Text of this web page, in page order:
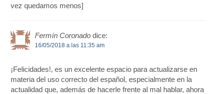
vez quedamos menos]
Fermín Coronado dice:
16/05/2018 a las 11:35 am
¡Felicidades!, es un excelente espacio para actualizarse en
materia del uso correcto del español, especialmente en la
actualidad que, además de hacerle frente al mal hablar, ahora